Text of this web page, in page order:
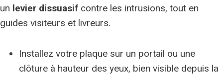
un levier dissuasif contre les intrusions, tout en
guides visiteurs et livreurs.
Installez votre plaque sur un portail ou une
clôture à hauteur des yeux, bien visible depuis la